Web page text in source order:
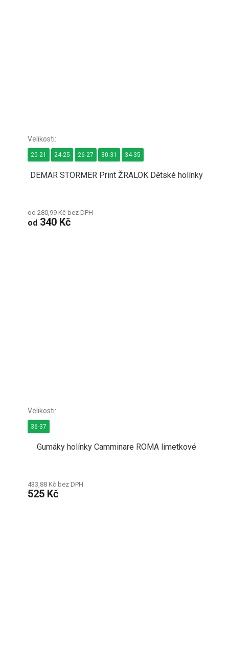
DEMAR STORMER Print ŽRALOK Dětské holínky
od 280,99 Kč bez DPH
od 340 Kč
20-21 24-25 26-27 30-31 34-35
Gumáky holínky Camminare ROMA limetkové
433,88 Kč bez DPH
525 Kč
36-37